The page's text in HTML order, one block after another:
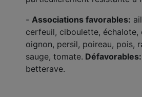
- Associations favorables:
cerfeuil, ciboulette, échalote,
oignon, persil, poireau, pois,
sauge, tomate. Défavorables:
betterave.